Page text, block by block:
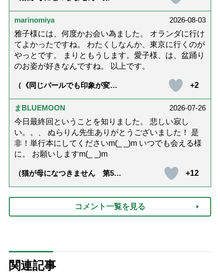
marinomiya
2026-08-03
雅子様には、何度かお会い為ました。 オランダに行け
てよかったですね。 わたくしなんか、東京に行くのが
やっとです。 まりともうします。愛子様、は、盆踊り
のお姿が好きなんですね。 以上です。
（《同じパールでも印象が変
の夏ネックレス」上品＆涼しげ
に見せる4つの法則）
+2
まBLUEMOON
2026-07-26
今日最終回ということを知りました。 悲しい寂し
い。。、 ぬらりん先生ありがとうございました！ 是
非！単行本にしてくださいm(_ _)m いつでも会える様
に。 お願いしますm(_ _)m
（猫が母になつきません 第500
+12
コメント一覧を見る
関連記事